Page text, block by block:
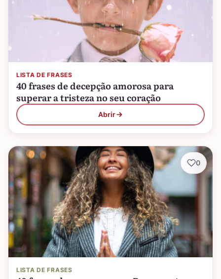
LISTA DE FRASES
40 frases de decepção amorosa para
superar a tristeza no seu coração
Abrir
LISTA DE FRASES
0